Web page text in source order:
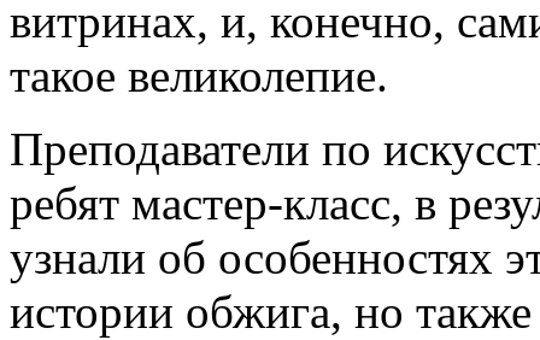
витринах, и, конечно,
такое великолепие.
Преподаватели по
ребят мастер-класс, в
узнали об особенностях
истории обжига, но